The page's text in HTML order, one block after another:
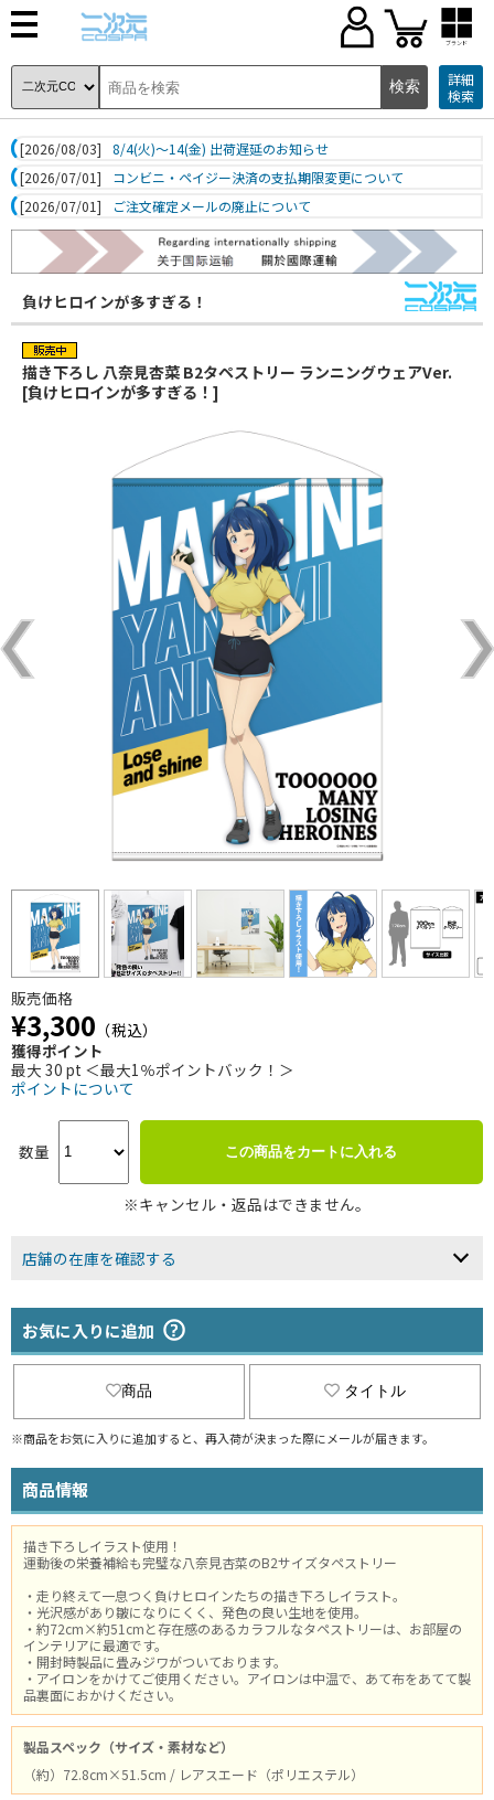
ブランド
詳細
検索
[2026/08/03]
8/4(火)～14(金) 出荷遅延のお知らせ
[2026/07/01]
コンビニ・ペイジー決済の支払期限変更について
[2026/07/01]
ご注文確定メールの廃止について
負けヒロインが多すぎる！
描き下ろし 八奈見杏菜 B2タペストリー ランニングウェアVer.
[負けヒロインが多すぎる！]
販売価格
¥3,300 （税込）
獲得ポイント
最大 30 pt ＜最大1％ポイントバック！＞
ポイントについて
数量 この商品をカートに入れる
※キャンセル・返品はできません。
店舗の在庫を確認する
お気に入りに追加
商品 タイトル
※商品をお気に入りに追加すると、再入荷が決まった際にメールが届きます。
商品情報
描き下ろしイラスト使用！
運動後の栄養補給も完璧な八奈見杏菜のB2サイズタペストリー
・走り終えて一息つく負けヒロインたちの描き下ろしイラスト。
・光沢感があり皺になりにくく、発色の良い生地を使用。
・約72cm×約51cmと存在感のあるカラフルなタペストリーは、お部屋の
インテリアに最適です。
・開封時製品に畳みジワがついております。
・アイロンをかけてご使用ください。アイロンは中温で、あて布をあてて製
品裏面におかけください。
製品スペック（サイズ・素材など）
（約）72.8cm×51.5cm / レアスエード（ポリエステル）